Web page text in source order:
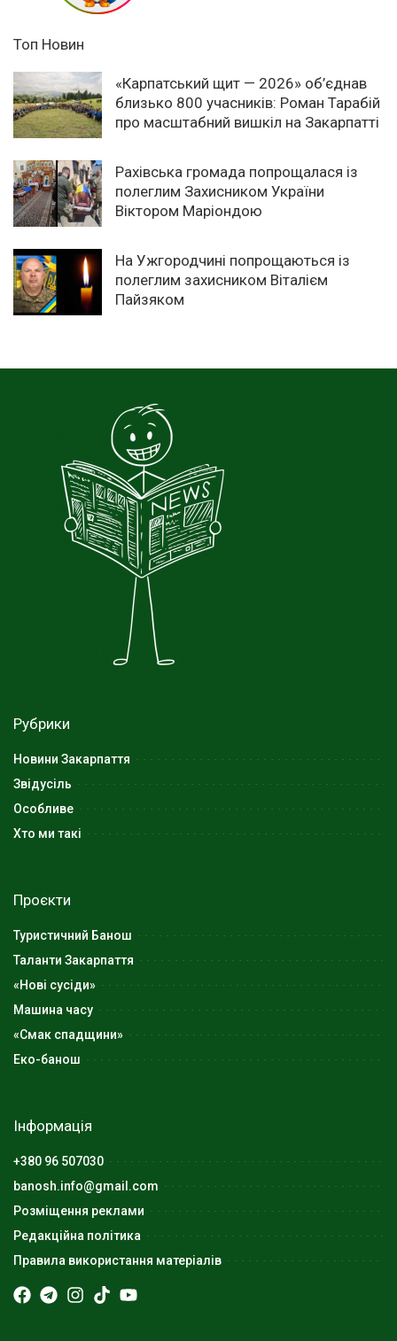
Топ Новин
«Карпатський щит — 2026» об’єднав
близько 800 учасників: Роман Тарабій
про масштабний вишкіл на Закарпатті
Рахівська громада попрощалася із
полеглим Захисником України
Віктором Маріондою
На Ужгородчині попрощаються із
полеглим захисником Віталієм
Пайзяком
Рубрики
Новини Закарпаття
Звідусіль
Особливе
Хто ми такі
Проєкти
Туристичний Банош
Таланти Закарпаття
«Нові сусіди»
Машина часу
«Смак спадщини»
Еко-банош
Інформація
+380 96 507030
banosh.info@gmail.com
Розміщення реклами
Редакційна політика
Правила використання матеріалів